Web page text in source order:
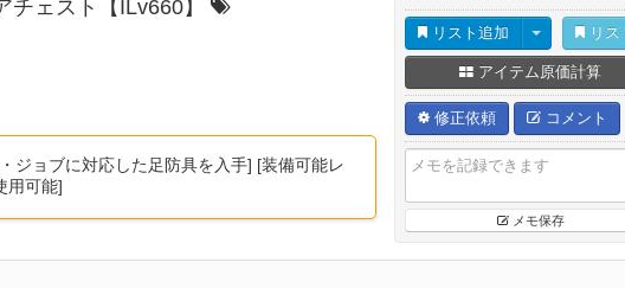
チェスト【ILv660】
ジョブに対応した足防具を入手] [装備可能レ
用可能]
リスト追加 リス
アイテム原価計算
修正依頼 コメント
メモ保存